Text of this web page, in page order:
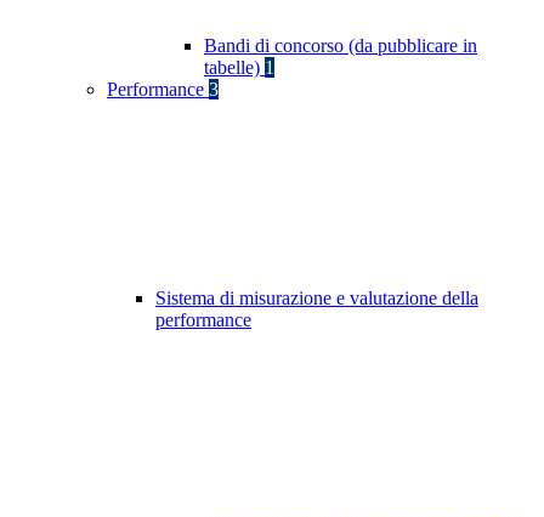
Bandi di concorso (da pubblicare in
tabelle) 1
Performance 3
Sistema di misurazione e valutazione della
performance